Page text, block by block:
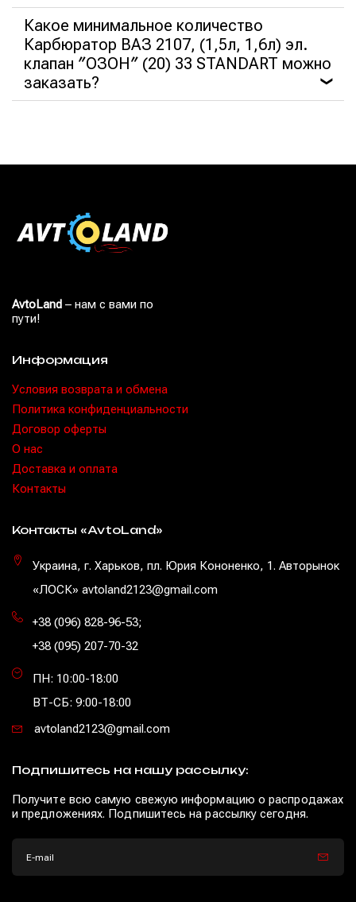
Какое минимальное количество
Карбюратор ВАЗ 2107, (1,5л, 1,6л) эл.
клапан ″ОЗОН″ (20) 33 STANDART можно
заказать?
❯
AvtoLand – нам с вами по
пути!
Информация
Условия возврата и обмена
Политика конфиденциальности
Договор оферты
O нас
Доставка и оплата
Контакты
Контакты «AvtoLand»
Украина, г. Харьков, пл. Юрия Кононенко, 1. Авторынок
«ЛОСК» avtoland2123@gmail.com
+38 (096) 828-96-53;
+38 (095) 207-70-32
ПН: 10:00-18:00
ВТ-СБ: 9:00-18:00
avtoland2123@gmail.com
Подпишитесь на нашу рассылку:
Получите всю самую свежую информацию о распродажах
и предложениях. Подпишитесь на рассылку сегодня.